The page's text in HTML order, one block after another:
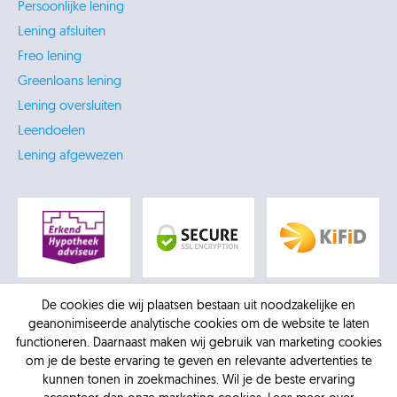
Persoonlijke lening
Lening afsluiten
Freo lening
Greenloans lening
Lening oversluiten
Leendoelen
Lening afgewezen
De cookies die wij plaatsen bestaan uit noodzakelijke en
geanonimiseerde analytische cookies om de website te laten
functioneren. Daarnaast maken wij gebruik van marketing cookies
om je de beste ervaring te geven en relevante advertenties te
kunnen tonen in zoekmachines. Wil je de beste ervaring